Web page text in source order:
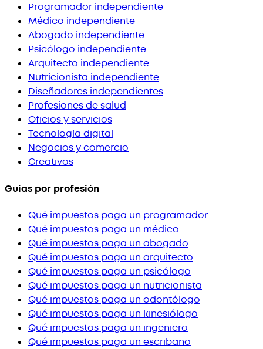
Programador independiente
Médico independiente
Abogado independiente
Psicólogo independiente
Arquitecto independiente
Nutricionista independiente
Diseñadores independientes
Profesiones de salud
Oficios y servicios
Tecnología digital
Negocios y comercio
Creativos
Guías por profesión
Qué impuestos paga un programador
Qué impuestos paga un médico
Qué impuestos paga un abogado
Qué impuestos paga un arquitecto
Qué impuestos paga un psicólogo
Qué impuestos paga un nutricionista
Qué impuestos paga un odontólogo
Qué impuestos paga un kinesiólogo
Qué impuestos paga un ingeniero
Qué impuestos paga un escribano